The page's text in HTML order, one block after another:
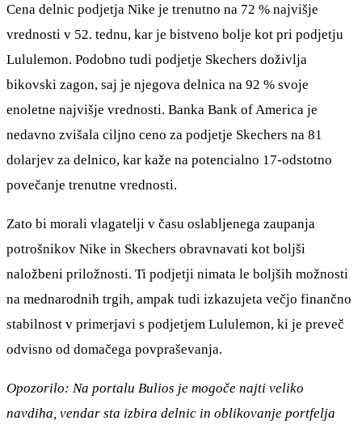
Cena delnic podjetja Nike je trenutno na 72 % najvišje
vrednosti v 52. tednu, kar je bistveno bolje kot pri podjetju
Lululemon. Podobno tudi podjetje Skechers doživlja
bikovski zagon, saj je njegova delnica na 92 % svoje
enoletne najvišje vrednosti. Banka Bank of America je
nedavno zvišala ciljno ceno za podjetje Skechers na 81
dolarjev za delnico, kar kaže na potencialno 17-odstotno
povečanje trenutne vrednosti.
Zato bi morali vlagatelji v času oslabljenega zaupanja
potrošnikov Nike in Skechers obravnavati kot boljši
naložbeni priložnosti. Ti podjetji nimata le boljših možnosti
na mednarodnih trgih, ampak tudi izkazujeta večjo finančno
stabilnost v primerjavi s podjetjem Lululemon, ki je preveč
odvisno od domačega povpraševanja.
Opozorilo: Na portalu Bulios je mogoče najti veliko
navdiha, vendar sta izbira delnic in oblikovanje portfelja